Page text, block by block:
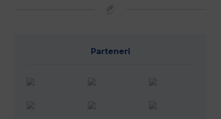
Parteneri